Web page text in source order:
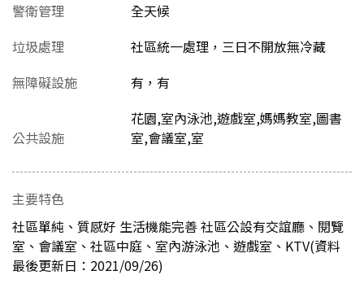
警衛管理
全天候
垃圾處理
社區統一處理，三日不開放無冷藏
無障礙設施
有，有
公共設施
花園,室內泳池,遊戲室,媽媽教室,圖書
室,會議室,室
主要特色
社區單純、質感好 生活機能完善 社區公設有交誼廳、閱覽
室、會議室、社區中庭、室內游泳池、遊戲室、KTV(資料
最後更新日：2021/09/26)